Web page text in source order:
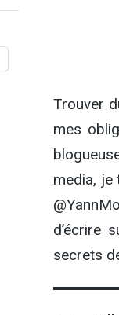
Trouver
mes
media, je
d’écrire
secrets